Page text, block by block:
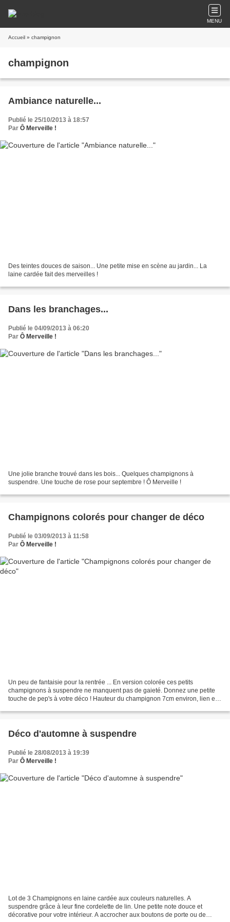
MENU
Accueil » champignon
champignon
Ambiance naturelle...
Publié le 25/10/2013 à 18:57
Par Ô Merveille !
Des teintes douces de saison... Une petite mise en scène au jardin... La
laine cardée fait des merveilles !
Dans les branchages...
Publié le 04/09/2013 à 06:20
Par Ô Merveille !
Une jolie branche trouvé dans les bois... Quelques champignons à
suspendre. Une touche de rose pour septembre ! Ô Merveille !
Champignons colorés pour changer de déco
Publié le 03/09/2013 à 11:58
Par Ô Merveille !
Un peu de fantaisie pour la rentrée ... En version colorée ces petits
champignons à suspendre ne manquent pas de gaieté. Donnez une petite
touche de pep's à votre déco ! Hauteur du champignon 7cm environ, lien en
Déco d'automne à suspendre
Publié le 28/08/2013 à 19:39
Par Ô Merveille !
Lot de 3 Champignons en laine cardée aux couleurs naturelles. A
suspendre grâce à leur fine cordelette de lin. Une petite note douce et
décorative pour votre intérieur. A accrocher aux boutons de porte ou de